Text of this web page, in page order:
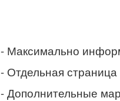
- Максимально
- Отдельная
- Дополнительные